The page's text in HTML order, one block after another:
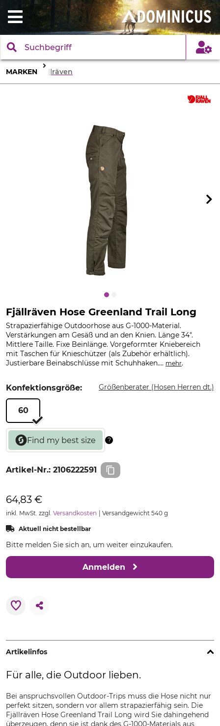
MARKEN Fjällräven
Fjällräven Hose Greenland Trail Long
Strapazierfähige Outdoorhose aus G-1000-Material.
Verstärkungen am Gesäß und an den Knien. Länge 34".
Mittlere Taille. Fixe Beinlänge. Vorgeformter Kniebereich
mit Taschen für Knieschützer (als Zubehör erhältlich).
Justierbare Beinabschlüsse mit Schuhhaken.... mehr.
Konfektionsgröße: Größenberater (Hosen Herren dt.)
60
Artikel-Nr.: 2106222591
64,83 €
inkl. MwSt. zzgl. Versandkosten Versandgewicht 540 g
Aktuell nicht bestellbar
Bitte melden Sie sich an, um weiter einzukaufen.
Anmelden
Artikelinfos
Für alle, die Outdoor lieben.
Bei anspruchsvollen Outdoor-Trips muss die Hose nicht nur
perfekt sitzen, sondern vor allem strapazierfähig sein. Die
Fjällräven Hose Greenland Trail Long wird Sie dahingehend
überzeugen, denn sie ist dank des G-1000-Materials aus